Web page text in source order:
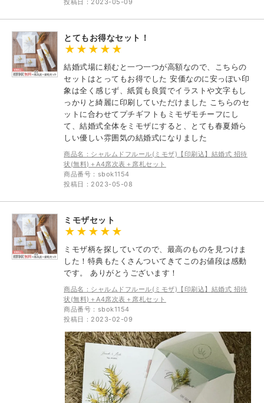
とてもお得なセット！
結婚式場に頼むと一つ一つが高額なので、こちらの
セットはとってもお得でした 安価なのに安っぽい印
象は全く感じず、紙質も良質でイラストや文字もし
っかりと綺麗に印刷していただけました こちらのセ
ットに合わせてプチギフトもミモザモチーフにし
て、結婚式全体をミモザにすると、とても春夏婚ら
しい優しい雰囲気の結婚式になりました
商品名：シャルムドフルール(ミモザ)【印刷込】結婚式 招待
状(無料)＋A4席次表＋席札セット
商品番号：sbok1154
投稿日：2023-05-08
ミモザセット
ミモザ柄を探していてので、最高のものを見つけま
した！特典もたくさんついてきてこのお値段は感動
です。 ありがとうございます！
商品名：シャルムドフルール(ミモザ)【印刷込】結婚式 招待
状(無料)＋A4席次表＋席札セット
商品番号：sbok1154
投稿日：2023-02-09